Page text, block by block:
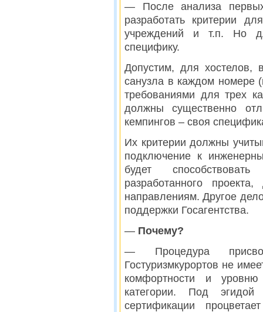
— После анализа
разработать критерии
учреждений и т.п. Но
специфику.
Допустим, для хостелов,
санузла в каждом номере
требованиями для трех
должны существенно
кемпингов – своя
Их критерии должны
подключение к
будет
разработанного
направлениям. Другое
поддержки Госагентства.
— Почему?
— Процедура
Гостуризмкурортов не
комфортности и уровню
категории. Под
сертификации